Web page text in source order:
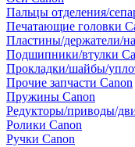
Пальцы отделения/
Печатающие головки
Пластины/держатели/
Подшипники/втулки
Прокладки/шайбы/
Прочие запчасти Canon
Пружины Canon
Редукторы/приводы/
Ролики Canon
Ручки Canon